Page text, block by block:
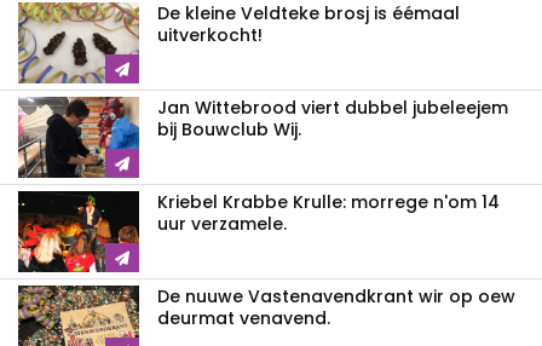
De kleine Veldteke brosj is éémaal
uitverkocht!
Jan Wittebrood viert dubbel jubeleejem
bij Bouwclub Wij.
Kriebel Krabbe Krulle: morrege n'om 14
uur verzamele.
De nuuwe Vastenavendkrant wir op oew
deurmat venavend.